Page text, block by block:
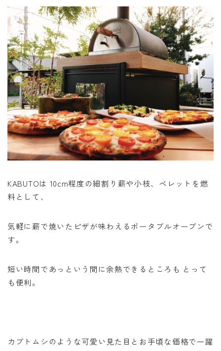
KABUTOは 10cm程度の細割り薪や小枝、ペレットを燃
料として、
気軽に薪で焼いたピザが味わえるポータブルオーブンで
す。
短い時間であっという間に余熱できるところも とって
も便利。
カブトムシのような可愛い見た目とお手頃な価格で一躍